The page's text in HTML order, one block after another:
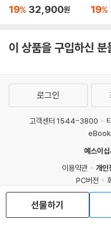
ght Concert 2026)
19% 32,900원
ght
19%
이 상품을 구입하신
선물하기
로그인
고객센터 1544-3800
eBook
예스이
이용약관
개인
PC버전
Copyright ©
MATOM4